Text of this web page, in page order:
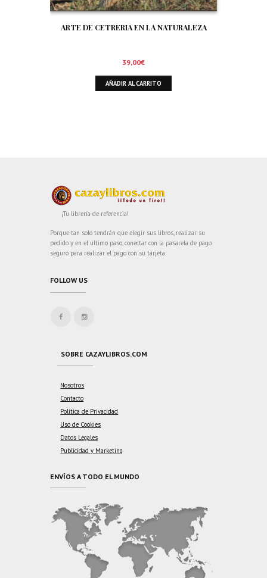
ARTE DE CETRERIA EN LA NATURALEZA
39,00€
AÑADIR AL CARRITO
¡Tu librería de referencia!
Porque tan solo tendrán que elegir sus libros, realizar su
pedido y en el último paso, conectar con la pasarela de pago
seguro para realizar el pago con su tarjeta.
FOLLOW US
SOBRE CAZAYLIBROS.COM
Nosotros
Contacto
Política de Privacidad
Uso de Cookies
Datos Legales
Publicidad y Marketing
ENVÍOS A TODO EL MUNDO